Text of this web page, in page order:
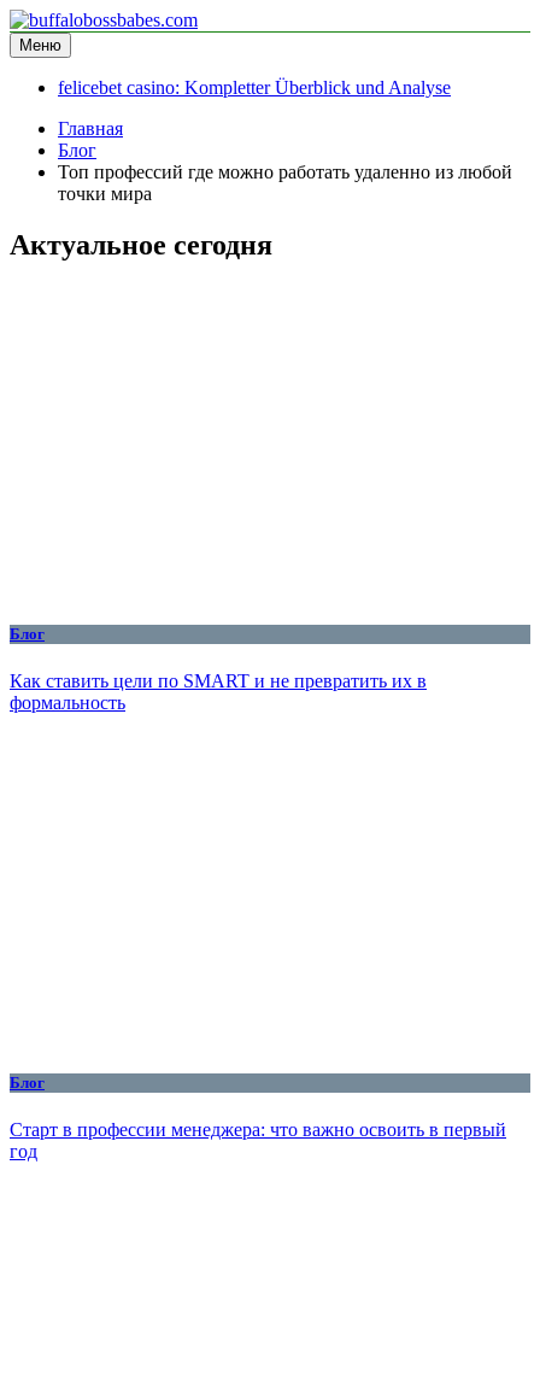
Перейти
к
содержимому
buffalobossbabes.com
информационный сайт
Меню
felicebet casino: Kompletter Überblick und Analyse
Главная
Блог
Топ профессий где можно работать удаленно из любой
точки мира
Актуальное сегодня
Блог
Как ставить цели по SMART и не превратить их в
формальность
Блог
Старт в профессии менеджера: что важно освоить в первый
год